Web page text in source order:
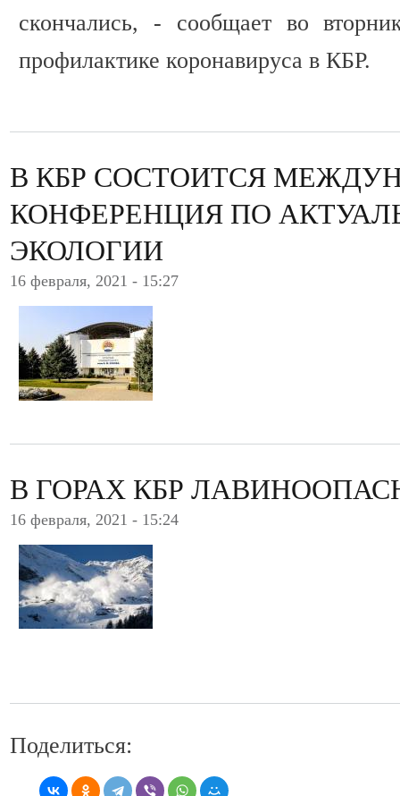
скончались, - сообщает во
профилактике коронавируса в КБР.
В КБР СОСТОИТСЯ
КОНФЕРЕНЦИЯ ПО
ЭКОЛОГИИ
16 февраля, 2021 - 15:27
В ГОРАХ КБР
16 февраля, 2021 - 15:24
Поделиться: